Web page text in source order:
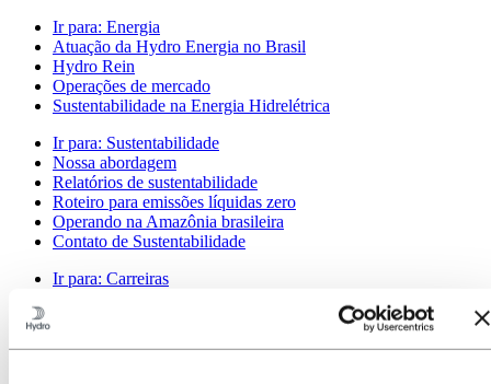
Ir para: Energia
Atuação da Hydro Energia no Brasil
Hydro Rein
Operações de mercado
Sustentabilidade na Energia Hidrelétrica
Ir para: Sustentabilidade
Nossa abordagem
Relatórios de sustentabilidade
Roteiro para emissões líquidas zero
Operando na Amazônia brasileira
Contato de Sustentabilidade
Ir para: Carreiras